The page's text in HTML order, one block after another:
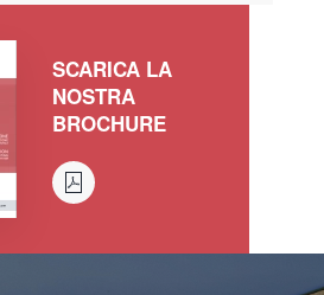
SCARICA LA
NOSTRA
BROCHURE